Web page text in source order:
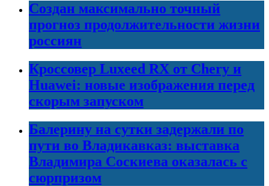
Создан максимально точный
прогноз продолжительности жизни
россиян
Кроссовер Luxeed RX от Chery и
Huawei: новые изображения перед
скорым запуском
Балерину на сутки задержали по
пути во Владикавказ: выставка
Владимира Соскиева оказалась с
сюрпризом